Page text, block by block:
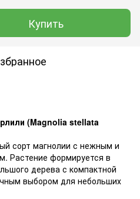
Купить
(Magnolia stellata
сорт магнолии с нежным и
Растение формируется в
дерева с компактной
выбором для небольших